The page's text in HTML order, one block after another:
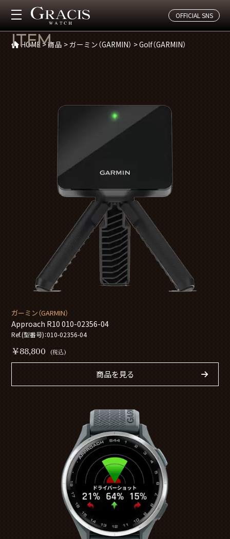
OFFICIAL SNS
商品(Golf（GARMIN）)
ITEM
HOME>商品 > ガーミン（GARMIN） >Golf（GARMIN）
ガーミン（GARMIN）
Approach R10 010-02356-04
Ref.(型番号)：010-02356-04
￥88,800 (税込)
商品を見る